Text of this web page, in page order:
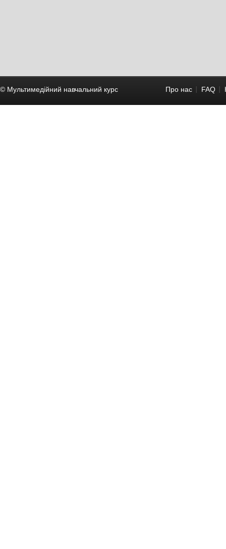
© Мультимедійний навчальний курc Про нас FAQ